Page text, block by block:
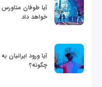
آیا طوفان
خواهد داد
آیا ورود
چگونه؟